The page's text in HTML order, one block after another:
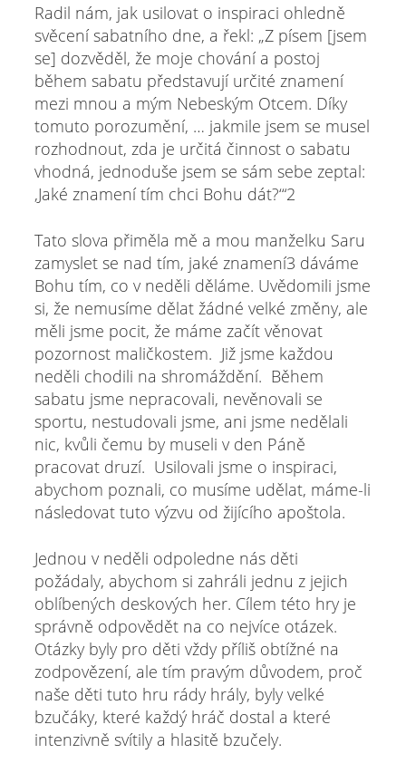
Radil nám, jak usilovat o inspiraci ohledně
svěcení sabatního dne, a řekl: „Z písem [jsem
se] dozvěděl, že moje chování a postoj
během sabatu představují určité znamení
mezi mnou a mým Nebeským Otcem. Díky
tomuto porozumění, … jakmile jsem se musel
rozhodnout, zda je určitá činnost o sabatu
vhodná, jednoduše jsem se sám sebe zeptal:
‚Jaké znamení tím chci Bohu dát?‘“2
Tato slova přiměla mě a mou manželku Saru
zamyslet se nad tím, jaké znamení3 dáváme
Bohu tím, co v neděli děláme. Uvědomili jsme
si, že nemusíme dělat žádné velké změny, ale
měli jsme pocit, že máme začít věnovat
pozornost maličkostem. Již jsme každou
neděli chodili na shromáždění. Během
sabatu jsme nepracovali, nevěnovali se
sportu, nestudovali jsme, ani jsme nedělali
nic, kvůli čemu by museli v den Páně
pracovat druzí. Usilovali jsme o inspiraci,
abychom poznali, co musíme udělat, máme-li
následovat tuto výzvu od žijícího apoštola.
Jednou v neděli odpoledne nás děti
požádaly, abychom si zahráli jednu z jejich
oblíbených deskových her. Cílem této hry je
správně odpovědět na co nejvíce otázek.
Otázky byly pro děti vždy příliš obtížné na
zodpovězení, ale tím pravým důvodem, proč
naše děti tuto hru rády hrály, byly velké
bzučáky, které každý hráč dostal a které
intenzivně svítily a hlasitě bzučely.